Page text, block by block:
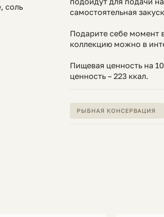
соль
самостоятельная
Подарите себе момент
коллекцию можно в
Пищевая ценность на
ценность – 223 ккал.
РЫБНАЯ КОНСЕРВАЦИЯ